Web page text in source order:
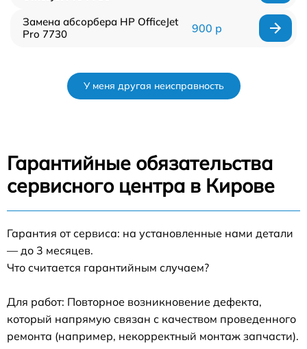
Замена абсорбера HP OfficeJet
Pro 7730
900 р
У меня другая неисправность
Гарантийные обязательства
сервисного центра в Кирове
Гарантия от сервиса: на установленные нами детали
— до 3 месяцев.
Что считается гарантийным случаем?
Для работ: Повторное возникновение дефекта,
который напрямую связан с качеством проведенного
ремонта (например, некорректный монтаж запчасти).